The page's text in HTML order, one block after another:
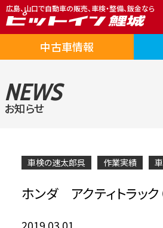
広島、山口で自動車の販売、車検・整備、鈑金なら
中古車情報
NEWS
お知らせ
車検の速太郎呉 作業実績
ホンダ アクティトラッ